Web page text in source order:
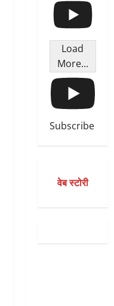
Load
More...
Subscribe
वेब स्टोरी